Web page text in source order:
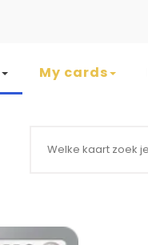
My cards